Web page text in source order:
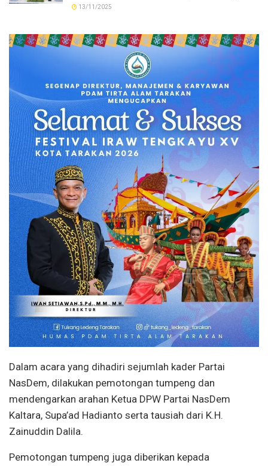
13/11/2025
Dalam acara yang dihadiri sejumlah kader Partai
NasDem, dilakukan pemotongan tumpeng dan
mendengarkan arahan Ketua DPW Partai NasDem
Kaltara, Supa’ad Hadianto serta tausiah dari K.H.
Zainuddin Dalila.
Pemotongan tumpeng juga diberikan kepada